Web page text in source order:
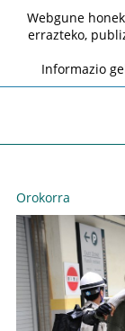
Orokorra
Webgune
errazteko,
Informazio